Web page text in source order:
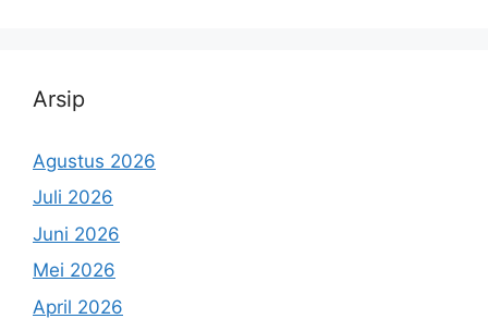
Arsip
Agustus 2026
Juli 2026
Juni 2026
Mei 2026
April 2026